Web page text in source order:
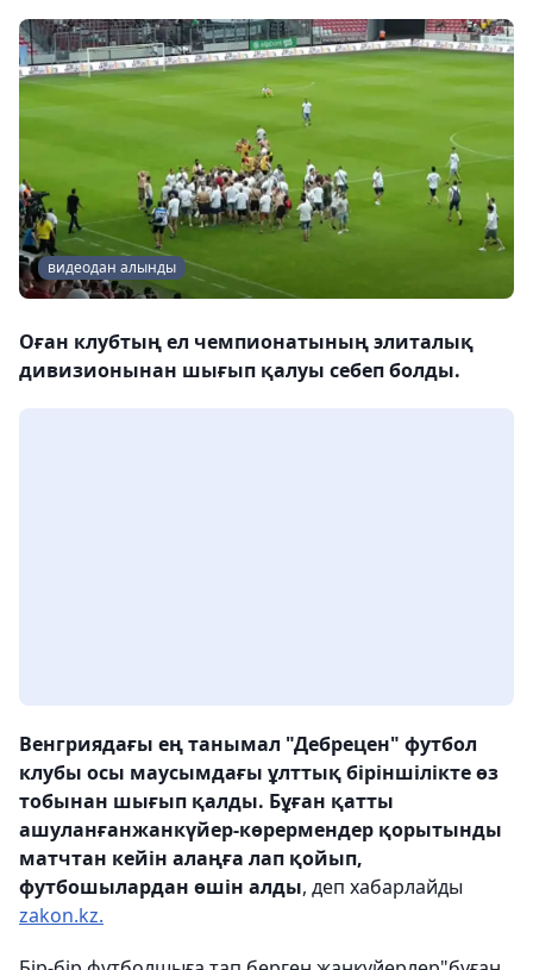
видеодан алынды
Оған клубтың ел чемпионатының элиталық
дивизионынан шығып қалуы себеп болды.
Венгриядағы ең танымал "Дебрецен" футбол
клубы осы маусымдағы ұлттық біріншілікте өз
тобынан шығып қалды. Бұған қатты
ашуланғанжанкүйер-көрермендер қорытынды
матчтан кейін алаңға лап қойып,
футбошылардан өшін алды, деп хабарлайды
zakon.kz.